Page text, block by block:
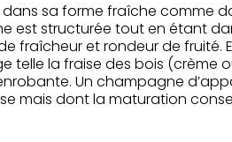
dans sa forme fraîche comme
est structurée tout en étant
fraîcheur et rondeur de fruité.
telle la fraise des bois (crème
Un champagne
mais dont la maturation